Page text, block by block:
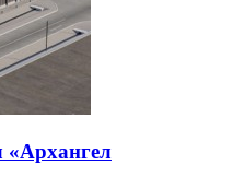
«Архангел